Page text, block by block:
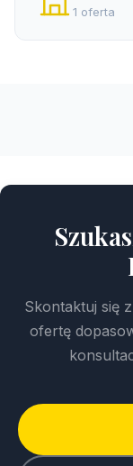
1 oferta
Skontaktuj się
ofertę